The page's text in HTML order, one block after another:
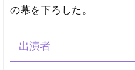
の幕を下ろした。
出演者